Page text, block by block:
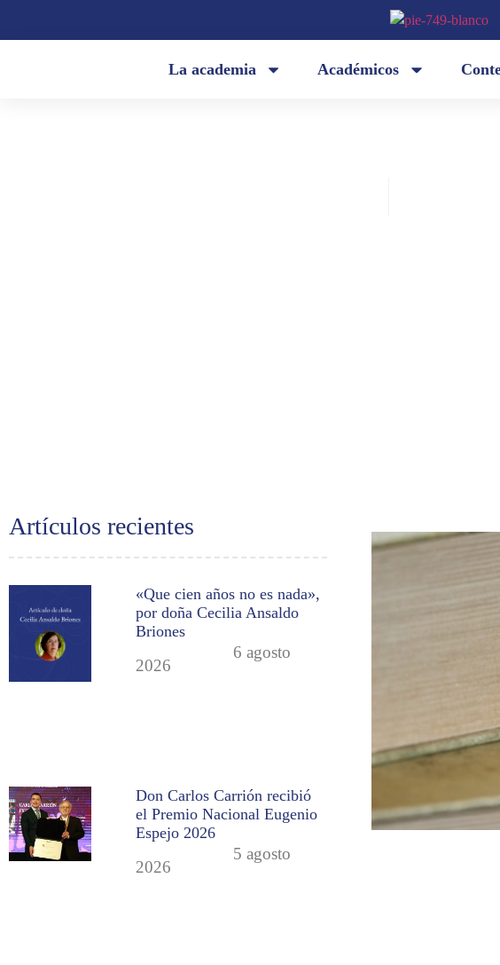
La academia Académicos
Artículos recientes
«Que cien años no es nada»,
por doña Cecilia Ansaldo
Briones
6 agosto
2026
Don Carlos Carrión recibió
el Premio Nacional Eugenio
Espejo 2026
5 agosto
2026